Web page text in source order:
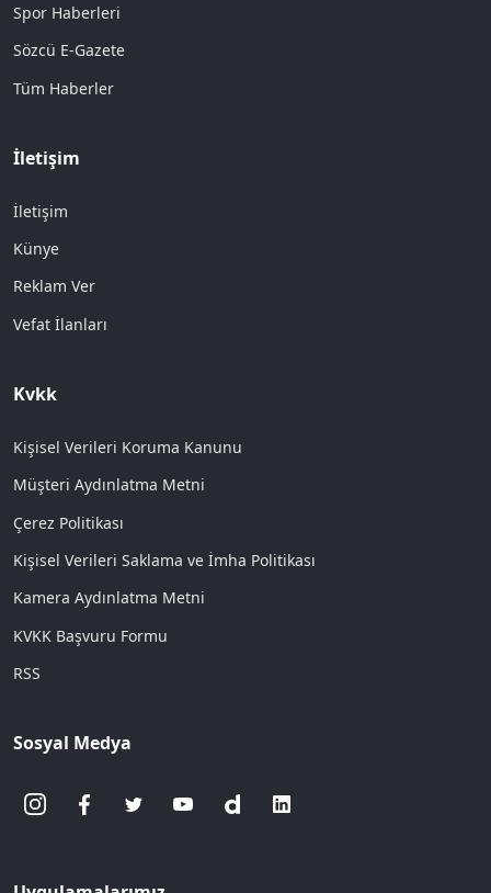
Spor Haberleri
Sözcü E-Gazete
Tüm Haberler
İletişim
İletişim
Künye
Reklam Ver
Vefat İlanları
Kvkk
Kişisel Verileri Koruma Kanunu
Müşteri Aydınlatma Metni
Çerez Politikası
Kişisel Verileri Saklama ve İmha Politikası
Kamera Aydınlatma Metni
KVKK Başvuru Formu
RSS
Sosyal Medya